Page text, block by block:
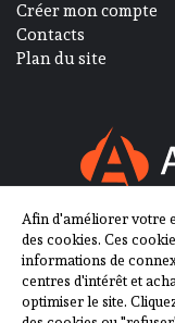
Créer mon compte
Contacts
Plan du site
SUIVEZ-NOUS
Afin d'améliorer votre
des cookies. Ces
informations de
centres d'intérêt et
optimiser le site.